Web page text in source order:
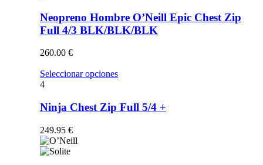
múltiples
variantes.
Las
elegir
página
Neopreno Hombre O’Neill Epic Chest Zip
Full 4/3 BLK/BLK/BLK
260.00 €
Seleccionar opcionesEste
múltiples
variantes.
4
Ninja Chest Zip Full 5/4 +
249.95 €